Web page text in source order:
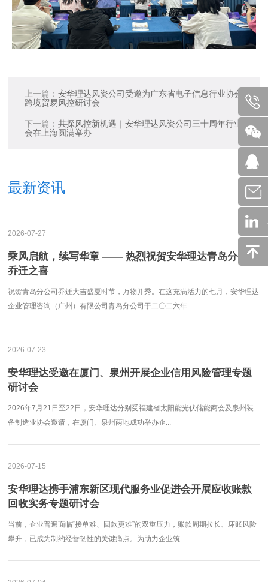
上一篇：安华理达风资公司受邀为广东省电子信息行业协会主讲
跨境贸易风控研讨会
下一篇：共探风控新机遇｜安华理达风资公司三十周年行业研讨
会在上海圆满举办
最新资讯
2026-07-27
乘风启航，续写华章 —— 热烈祝贺安华理达青岛分公司
乔迁之喜
祝贺青岛分公司乔迁大吉盛夏时节，万物并秀。在这充满活力的七月，安华理达
企业管理咨询（广州）有限公司青岛分公司于二〇二六年...
2026-07-23
安华理达受邀在厦门、泉州开展企业信用风险管理专题
研讨会
2026年7月21日至22日，安华理达分别受福建省太阳能光伏储能商会及泉州装
备制造业协会邀请，在厦门、泉州两地成功举办企...
2026-07-15
安华理达携手浦东新区现代服务业促进会开展应收账款
回收实务专题研讨会
当前，企业普遍面临“接单难、回款更难”的双重压力，账款周期拉长、坏账风险
攀升，已成为制约经营韧性的关键痛点。为助力企业筑...